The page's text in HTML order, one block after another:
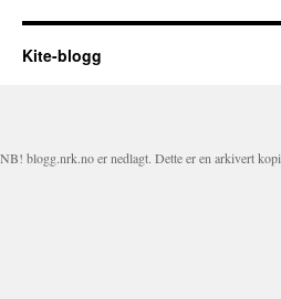
Kite-blogg
NB! blogg.nrk.no er nedlagt. Dette er en arkivert kopi